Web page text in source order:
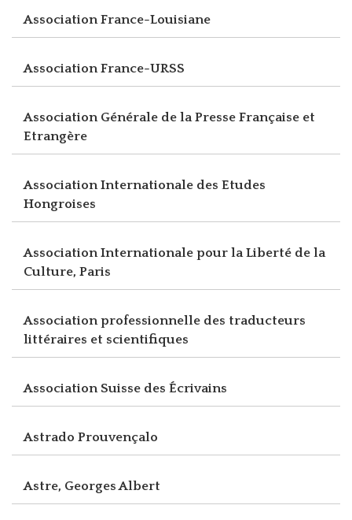
Association France-Louisiane
Association France-URSS
Association Générale de la Presse Française et
Etrangère
Association Internationale des Etudes
Hongroises
Association Internationale pour la Liberté de la
Culture, Paris
Association professionnelle des traducteurs
littéraires et scientifiques
Association Suisse des Écrivains
Astrado Prouvençalo
Astre, Georges Albert